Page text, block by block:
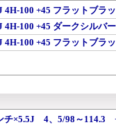
100 +45 フラットブラ
100 +45 ダークシルバ
100 +45 フラットブラ
チ×5.5J 4、5/98～